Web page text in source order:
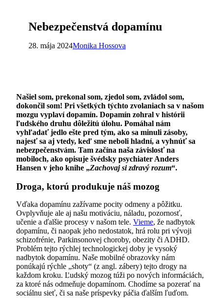
Nebezpečenstvá dopamínu
28. mája 2024Monika Hossova
Našiel som, prekonal som, zjedol som, zvládol som,
dokončil som! Pri všetkých týchto zvolaniach sa v našom
mozgu vyplaví dopamín. Dopamín zohral v histórii
ľudského druhu dôležitú úlohu. Pomáhal nám
vyhľadať jedlo ešte pred tým, ako sa minuli zásoby,
najesť sa aj vtedy, keď sme neboli hladní, a vyhnúť sa
nebezpečenstvám. Tam začína naša závislosť na
mobiloch, ako opisuje švédsky psychiater Anders
Hansen v jeho knihe „Zachovaj si zdravý rozum“.
Droga, ktorú produkuje náš mozog
Vďaka dopamínu zažívame pocity odmeny a pôžitku.
Ovplyvňuje ale aj našu motiváciu, náladu, pozornosť,
učenie a ďalšie procesy v našom tele. Vieme, že nadbytok
dopamínu, či naopak jeho nedostatok, hrá rolu pri vývoji
schizofrénie, Parkinsonovej choroby, obezity či ADHD.
Problém tejto rýchlej technologickej doby je vysoký
nadbytok dopamínu. Naše mobilné obrazovky nám
ponúkajú rýchle „shoty“ (z angl. zábery) tejto drogy na
každom kroku. Ľudský mozog túži po nových informáciách,
za ktoré nás odmeňuje dopamínom. Chodíme sa pozerať na
sociálnu sieť, či sa naše príspevky páčia ďalším ľuďom.